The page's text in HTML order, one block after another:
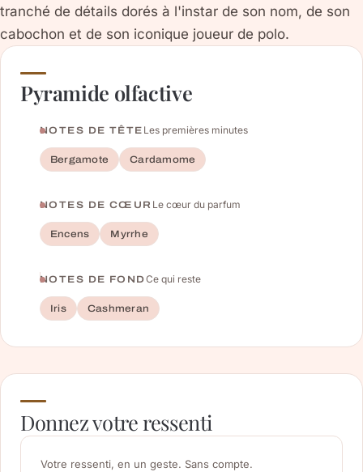
tranché de détails dorés à l'instar de son nom, de son
cabochon et de son iconique joueur de polo.
Pyramide olfactive
NOTES DE TÊTE Les premières minutes
Bergamote Cardamome
NOTES DE CŒUR Le cœur du parfum
Encens Myrrhe
NOTES DE FONDCe qui reste
Iris Cashmeran
Donnez votre ressenti
Votre ressenti, en un geste. Sans compte.